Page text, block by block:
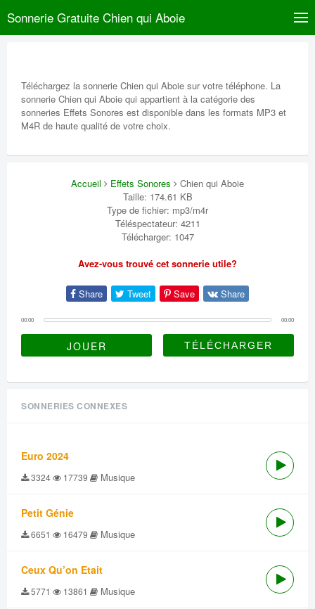
Sonnerie Gratuite Chien qui Aboie
Téléchargez la sonnerie Chien qui Aboie sur votre téléphone. La
sonnerie Chien qui Aboie qui appartient à la catégorie des
sonneries Effets Sonores est disponible dans les formats MP3 et
M4R de haute qualité de votre choix.
Accueil Effets Sonores
Chien qui Aboie
Taille: 174.61 KB
Type de fichier: mp3/m4r
Téléspectateur: 4211
Télécharger: 1047
Avez-vous trouvé cet sonnerie utile?
Share Tweet Save Share
00:00 00:00
JOUER
SONNERIES CONNEXES
Euro 2024
3324 17739 Musique
Petit Génie
6651 16479 Musique
Ceux Qu’on Etait
5771 13861 Musique